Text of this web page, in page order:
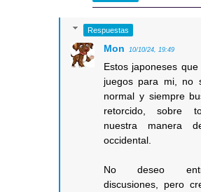
Respuestas
Mon 10/10/24, 19:49
Estos japoneses
juegos para mi, no
normal y siempre
retorcido, sobre
nuestra manera
occidental.
No deseo
discusiones, pero